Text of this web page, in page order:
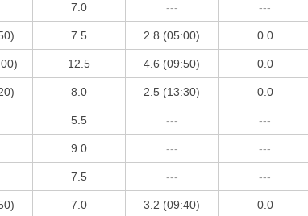
7.0 --- ---
7.5 2.8 (05:00) 0.0
12.5 4.6 (09:50) 0.0
8.0 2.5 (13:30) 0.0
5.5 --- ---
9.0 --- ---
7.5 --- ---
7.0 3.2 (09:40) 0.0